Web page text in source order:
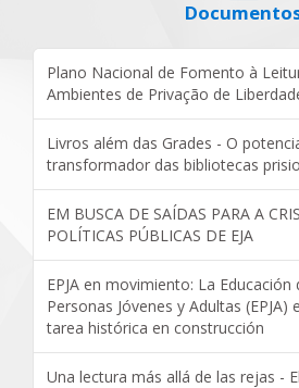
Plano Nacional de Fomento à
Ambientes de Privação de
Livros além das Grades - O
transformador das bibliotecas
EM BUSCA DE SAÍDAS PARA A
POLÍTICAS PÚBLICAS DE EJA
EPJA en movimiento: La Educación
Personas Jóvenes y Adultas (EPJA)
tarea histórica en construcción
Una lectura más allá de las rejas - El